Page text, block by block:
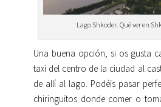
Lago Shkoder. Qué ver en
Una buena opción, si os gusta
taxi del centro de la ciudad al
de allí al lago. Podéis pasar
chiringuitos donde comer o